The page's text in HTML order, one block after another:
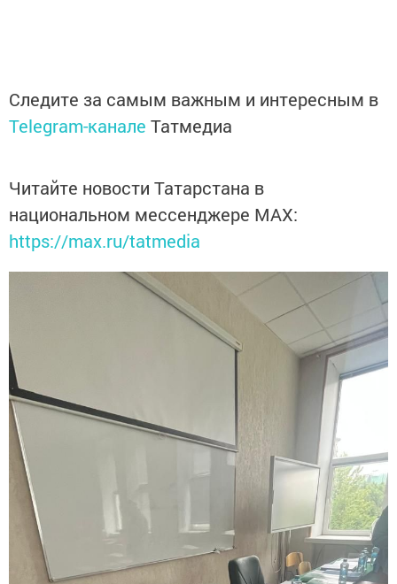
Следите за самым важным и интересным в
Telegram-канале Татмедиа
Читайте новости Татарстана в
национальном мессенджере MАХ:
https://max.ru/tatmedia